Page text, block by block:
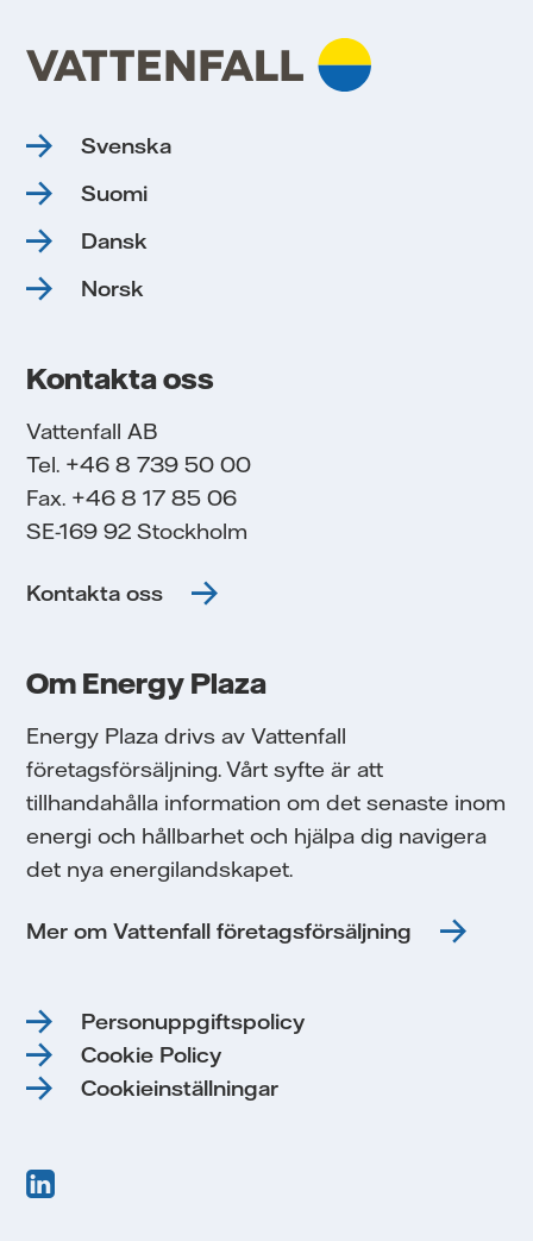
Svenska
Suomi
Dansk
Norsk
Kontakta oss
Vattenfall AB
Tel. +46 8 739 50 00
Fax. +46 8 17 85 06
SE-169 92 Stockholm
Kontakta oss
Om Energy Plaza
Energy Plaza drivs av Vattenfall
företagsförsäljning. Vårt syfte är att
tillhandahålla information om det senaste inom
energi och hållbarhet och hjälpa dig navigera
det nya energilandskapet.
Mer om Vattenfall företagsförsäljning
Personuppgiftspolicy
Cookie Policy
Cookieinställningar